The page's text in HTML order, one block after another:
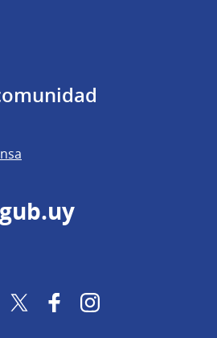
gub.uy
Twitter FacebookInstagram